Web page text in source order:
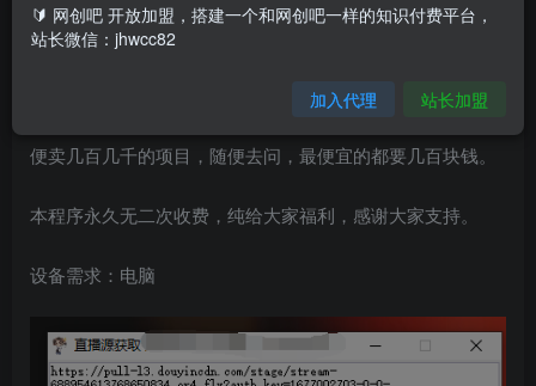
便卖几百几千的项目，随便去问，最便宜的都要几百块钱。
本程序永久无二次收费，纯给大家福利，感谢大家支持。
设备需求：电脑
🔰 网创吧 开放加盟，搭建一个和网创吧一样的知识付费平台，
站长微信：jhwcc82
加入代理 站长加盟